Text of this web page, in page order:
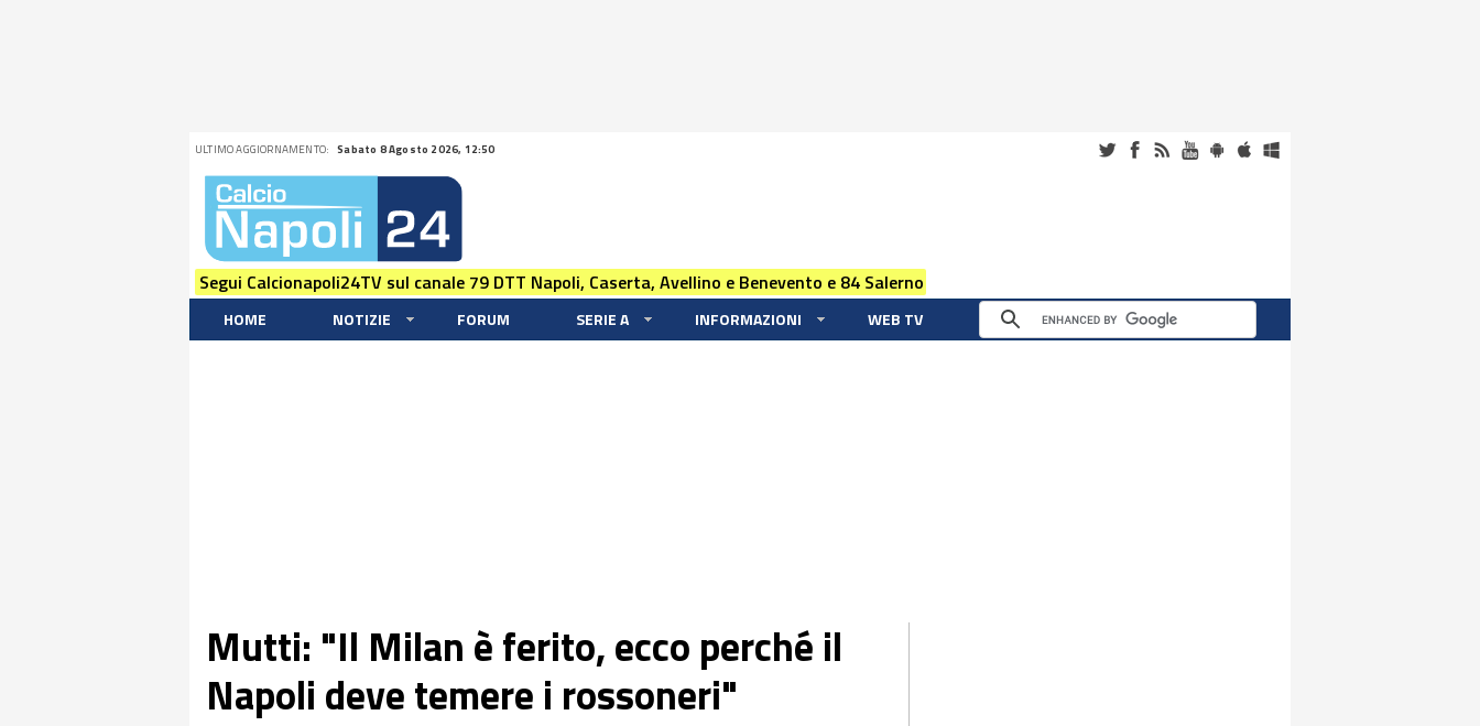
ULTIMO AGGIORNAMENTO: Sabato 8 Agosto 2026, 12:50
Segui Calcionapoli24TV sul canale 79 DTT Napoli, Caserta, Avellino e Benevento e 84 Salerno
HOME NOTIZIE FORUM SERIE A INFORMAZIONI WEB TV
Mutti: "Il Milan è ferito, ecco perché il
Napoli deve temere i rossoneri"